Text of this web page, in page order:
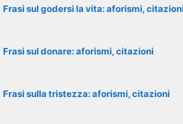
Frasi sul godersi la vita: aforismi,
Frasi sul donare: aforismi, citazioni
Frasi sulla tristezza: aforismi, citazioni